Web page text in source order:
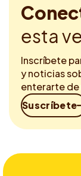
esta
Inscríbete
y noticias
enterarte de
Suscríbete